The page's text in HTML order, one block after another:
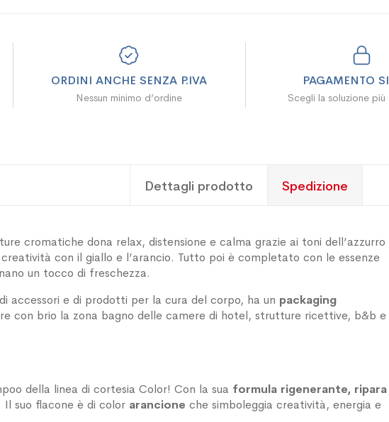
ORDINI ANCHE SENZA P.IVA
Nessun minimo d’ordine
PAGAMENTO
Scegli la soluzione
Dettagli prodotto
cromatiche dona relax, distensione e calma grazie ai toni dell’azzurro
con il giallo e l’arancio. Tutto poi è completato con le essenze
un tocco di freschezza.
accessori e di prodotti per la cura del corpo, ha un packaging
con brio la zona bagno delle camere di hotel, strutture ricettive, b&b e
della linea di cortesia Color! Con la sua formula rigenerante, ripara
. Il suo flacone è di color arancione che simboleggia creatività, energia e
Spedizione